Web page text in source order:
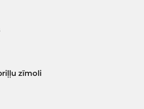
zīmoli